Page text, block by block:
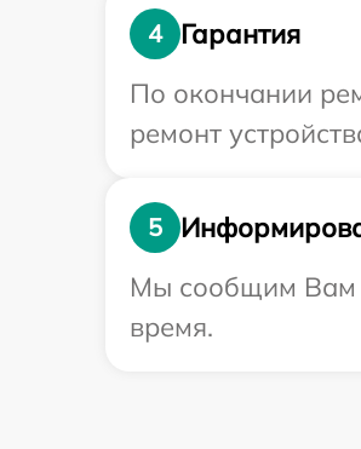
4
Гарантия
По окончании
ремонт
5
Мы сообщим Вам
время.